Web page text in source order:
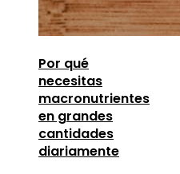
Por qué
necesitas
macronutrientes
en grandes
cantidades
diariamente